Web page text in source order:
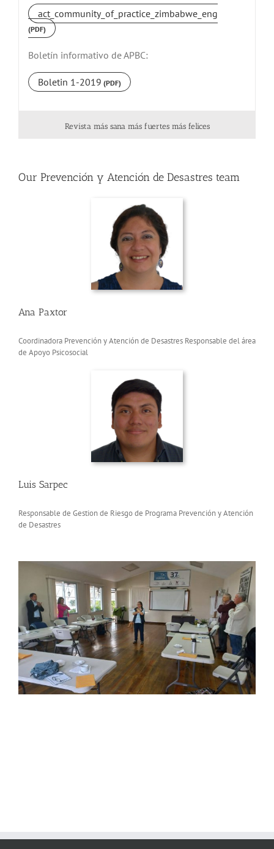
act_community_of_practice_zimbabwe_eng
Boletín informativo de APBC:
Boletin 1-2019
Revista más sana más fuertes más felices
Our Prevención y Atención de Desastres team
Ana Paxtor
Coordinadora Prevención y Atención de Desastres Responsable del área
de Apoyo Psicosocial
Luis Sarpec
Responsable de Gestion de Riesgo de Programa Prevención y Atención
de Desastres